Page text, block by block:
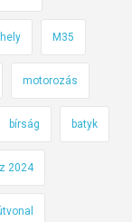
M35
motorozás
bírság batyk
2024